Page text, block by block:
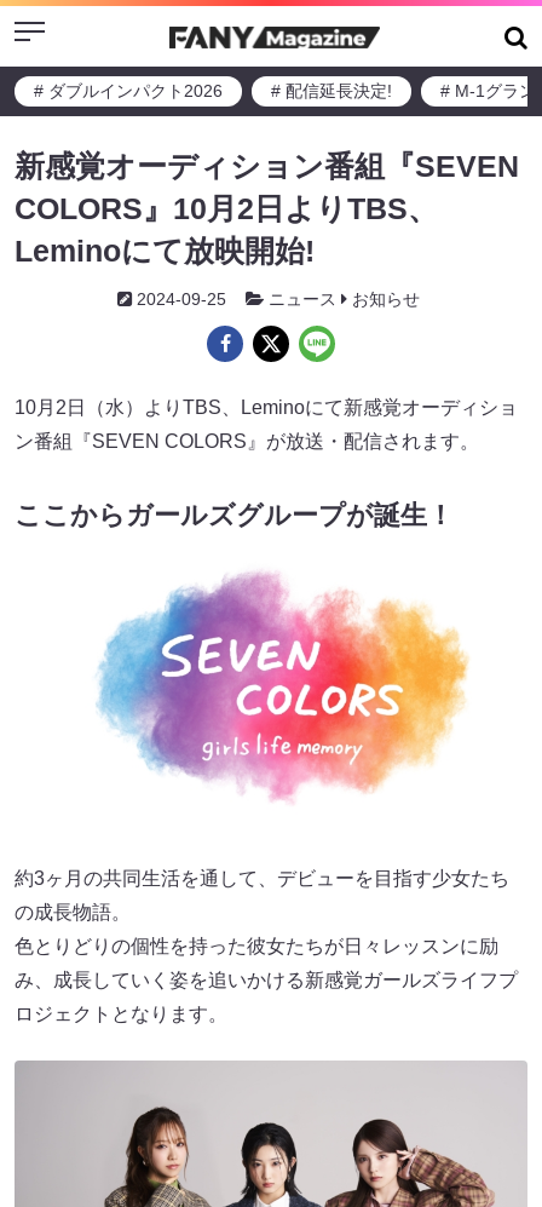
Menu
# ダブルインパクト2026 # 配信延長決定! # M-1グラン
新感覚オーディション番組『SEVEN
COLORS』10月2日よりTBS、
Leminoにて放映開始!
2024-09-25 ニュース お知らせ
10月2日（水）よりTBS、Leminoにて新感覚オーディショ
ン番組『SEVEN COLORS』が放送・配信されます。
ここからガールズグループが誕生！
約3ヶ月の共同生活を通して、デビューを目指す少女たち
の成長物語。
色とりどりの個性を持った彼女たちが日々レッスンに励
み、成長していく姿を追いかける新感覚ガールズライフプ
ロジェクトとなります。